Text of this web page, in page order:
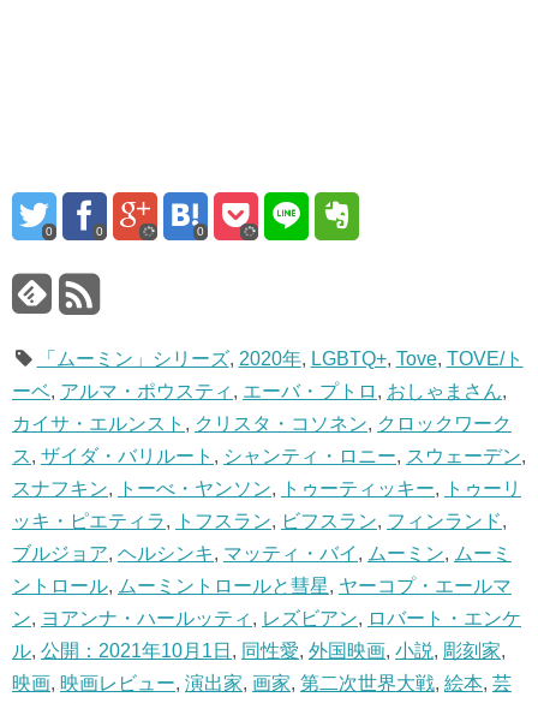
0 0 0
「ムーミン」シリーズ, 2020年, LGBTQ+, Tove, TOVE/ト
ーベ, アルマ・ポウスティ , エーバ・プトロ , おしゃまさん,
カイサ・エルンスト , クリスタ・コソネン, クロックワーク
ス, ザイダ・バリルート , シャンティ・ロニー, スウェーデン,
スナフキン, トーべ・ヤンソン, トゥーティッキー,
トゥーリ
ッキ・ピエティラ, トフスラン, ビフスラン, フィンランド,
ブルジョア, ヘルシンキ, マッティ・バイ , ムーミン, ムーミ
ントロール, ムーミントロールと彗星, ヤーコプ・エールマ
ン, ヨアンナ・ハールッティ , レズビアン, ロバート・エンケ
ル, 公開：2021年10月1日 , 同性愛, 外国映画, 小説, 彫刻家,
映画, 映画レビュー, 演出家, 画家, 第二次世界大戦, 絵本, 芸